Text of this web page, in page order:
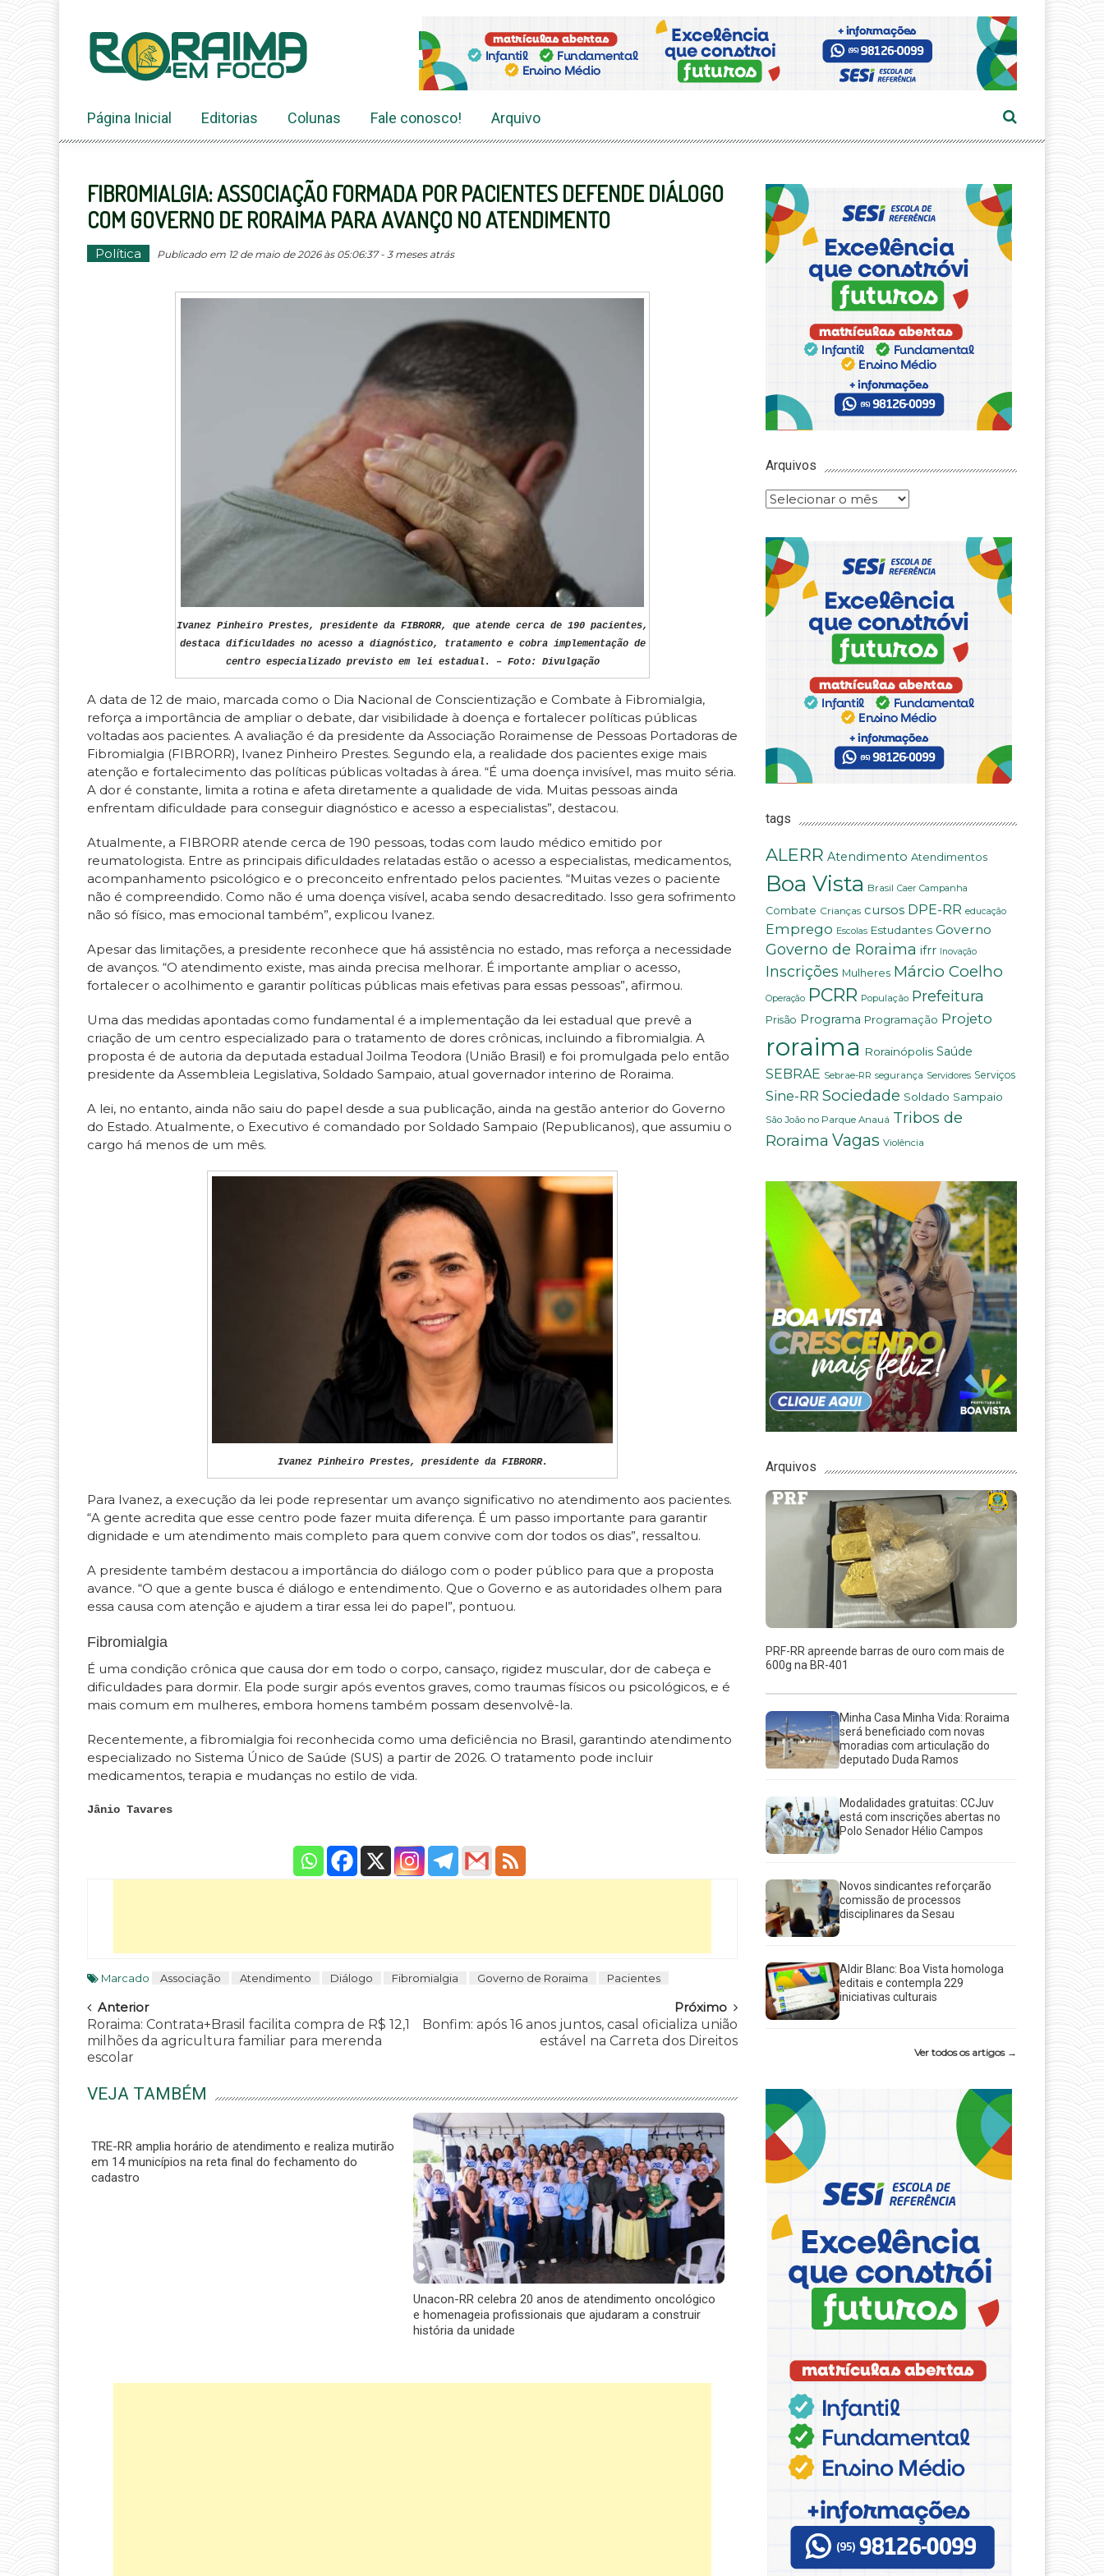
conteúdo
Página Inicial Editorias Colunas Fale conosco! Arquivo
FIBROMIALGIA: ASSOCIAÇÃO FORMADA POR PACIENTES DEFENDE DIÁLOGO
COM GOVERNO DE RORAIMA PARA AVANÇO NO ATENDIMENTO
Política Publicado em 12 de maio de 2026 às 05:06:37 - 3 meses atrás
Ivanez Pinheiro Prestes, presidente da FIBRORR, que atende cerca de 190 pacientes,
destaca dificuldades no acesso a diagnóstico, tratamento e cobra implementação de
centro especializado previsto em lei estadual. – Foto: Divulgação
A data de 12 de maio, marcada como o Dia Nacional de Conscientização e Combate à Fibromialgia,
reforça a importância de ampliar o debate, dar visibilidade à doença e fortalecer políticas públicas
voltadas aos pacientes. A avaliação é da presidente da Associação Roraimense de Pessoas Portadoras de
Fibromialgia (FIBRORR), Ivanez Pinheiro Prestes. Segundo ela, a realidade dos pacientes exige mais
atenção e fortalecimento das políticas públicas voltadas à área. “É uma doença invisível, mas muito séria.
A dor é constante, limita a rotina e afeta diretamente a qualidade de vida. Muitas pessoas ainda
enfrentam dificuldade para conseguir diagnóstico e acesso a especialistas”, destacou.
Atualmente, a FIBRORR atende cerca de 190 pessoas, todas com laudo médico emitido por
reumatologista. Entre as principais dificuldades relatadas estão o acesso a especialistas, medicamentos,
acompanhamento psicológico e o preconceito enfrentado pelos pacientes. “Muitas vezes o paciente
não é compreendido. Como não é uma doença visível, acaba sendo desacreditado. Isso gera sofrimento
não só físico, mas emocional também”, explicou Ivanez.
Apesar das limitações, a presidente reconhece que há assistência no estado, mas reforça a necessidade
de avanços. “O atendimento existe, mas ainda precisa melhorar. É importante ampliar o acesso,
fortalecer o acolhimento e garantir políticas públicas mais efetivas para essas pessoas”, afirmou.
Uma das medidas apontadas como fundamental é a implementação da lei estadual que prevê a
criação de um centro especializado para o tratamento de dores crônicas, incluindo a fibromialgia. A
proposta é de autoria da deputada estadual Joilma Teodora (União Brasil) e foi promulgada pelo então
presidente da Assembleia Legislativa, Soldado Sampaio, atual governador interino de Roraima.
A lei, no entanto, ainda não saiu do papel desde a sua publicação, ainda na gestão anterior do Governo
do Estado. Atualmente, o Executivo é comandado por Soldado Sampaio (Republicanos), que assumiu o
cargo há menos de um mês.
Ivanez Pinheiro Prestes, presidente da FIBRORR.
Para Ivanez, a execução da lei pode representar um avanço significativo no atendimento aos pacientes.
“A gente acredita que esse centro pode fazer muita diferença. É um passo importante para garantir
dignidade e um atendimento mais completo para quem convive com dor todos os dias”, ressaltou.
A presidente também destacou a importância do diálogo com o poder público para que a proposta
avance. “O que a gente busca é diálogo e entendimento. Que o Governo e as autoridades olhem para
essa causa com atenção e ajudem a tirar essa lei do papel”, pontuou.
Fibromialgia
É uma condição crônica que causa dor em todo o corpo, cansaço, rigidez muscular, dor de cabeça e
dificuldades para dormir. Ela pode surgir após eventos graves, como traumas físicos ou psicológicos, e é
mais comum em mulheres, embora homens também possam desenvolvê-la.
Recentemente, a fibromialgia foi reconhecida como uma deficiência no Brasil, garantindo atendimento
especializado no Sistema Único de Saúde (SUS) a partir de 2026. O tratamento pode incluir
medicamentos, terapia e mudanças no estilo de vida.
Jânio Tavares
Marcado Associação Atendimento Diálogo Fibromialgia Governo de Roraima Pacientes
Navegar
Anterior
Roraima: Contrata+Brasil facilita compra de R$ 12,1
milhões da agricultura familiar para merenda
escolar
Próximo
Bonfim: após 16 anos juntos, casal oficializa união
estável na Carreta dos Direitos
VEJA TAMBÉM
TRE-RR amplia horário de atendimento e realiza mutirão
em 14 municípios na reta final do fechamento do
cadastro
Unacon-RR celebra 20 anos de atendimento oncológico
e homenageia profissionais que ajudaram a construir
história da unidade
Arquivos
Arquivos
tags
ALERR Atendimento Atendimentos
Boa Vista Brasil Caer Campanha
Combate Crianças cursos DPE-RR educação
Emprego Escolas Estudantes Governo
Governo de Roraima ifrr Inovação
Inscrições Mulheres Márcio Coelho
Operação PCRR População Prefeitura
Prisão Programa Programação Projeto
roraima Rorainópolis Saúde
SEBRAE Sebrae-RR segurança Servidores Serviços
Sine-RR Sociedade Soldado Sampaio
São João no Parque Anauá Tribos de
Roraima Vagas Violência
Arquivos
PRF-RR apreende barras de ouro com mais de
600g na BR-401
Minha Casa Minha Vida: Roraima
será beneficiado com novas
moradias com articulação do
deputado Duda Ramos
Modalidades gratuitas: CCJuv
está com inscrições abertas no
Polo Senador Hélio Campos
Novos sindicantes reforçarão
comissão de processos
disciplinares da Sesau
Aldir Blanc: Boa Vista homologa
editais e contempla 229
iniciativas culturais
Ver todos os artigos →